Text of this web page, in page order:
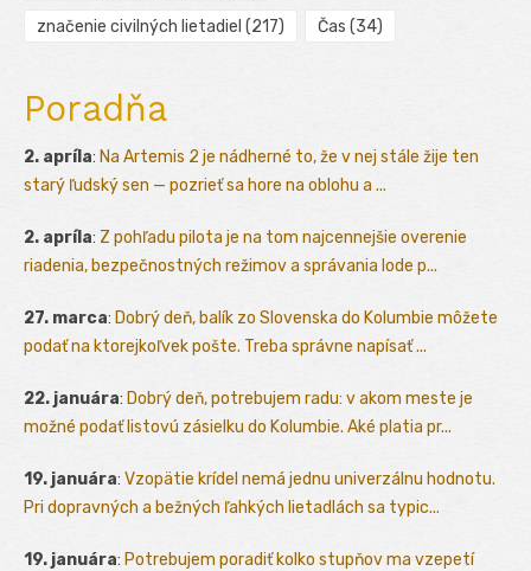
značenie civilných lietadiel (217) Čas (34)
Poradňa
2. apríla: Na Artemis 2 je nádherné to, že v nej stále žije ten
starý ľudský sen — pozrieť sa hore na oblohu a ...
2. apríla: Z pohľadu pilota je na tom najcennejšie overenie
riadenia, bezpečnostných režimov a správania lode p...
27. marca: Dobrý deň, balík zo Slovenska do Kolumbie môžete
podať na ktorejkoľvek pošte. Treba správne napísať ...
22. januára: Dobrý deň, potrebujem radu: v akom meste je
možné podať listovú zásielku do Kolumbie. Aké platia pr...
19. januára: Vzopätie krídel nemá jednu univerzálnu hodnotu.
Pri dopravných a bežných ľahkých lietadlách sa typic...
19. januára: Potrebujem poradiť kolko stupňov ma vzepetí